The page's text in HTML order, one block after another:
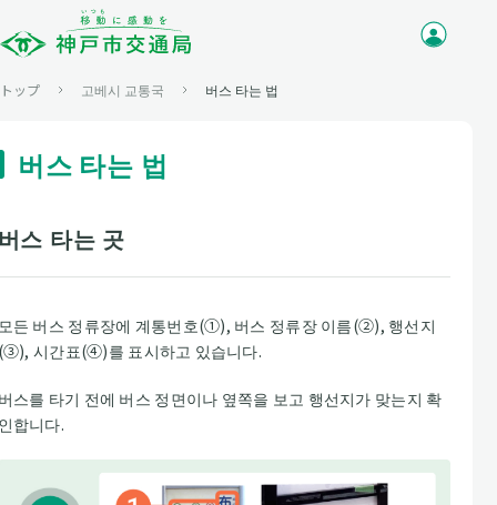
トップ 고베시 교통국 버스 타는 법
버스 타는 법
스 타는 곳
든 버스 정류장에 계통번호(①), 버스 정류장 이름(②), 행선지
시간표(④)를 표시하고 있습니다.
스를 타기 전에 버스 정면이나 옆쪽을 보고 행선지가 맞는지 확
합니다.